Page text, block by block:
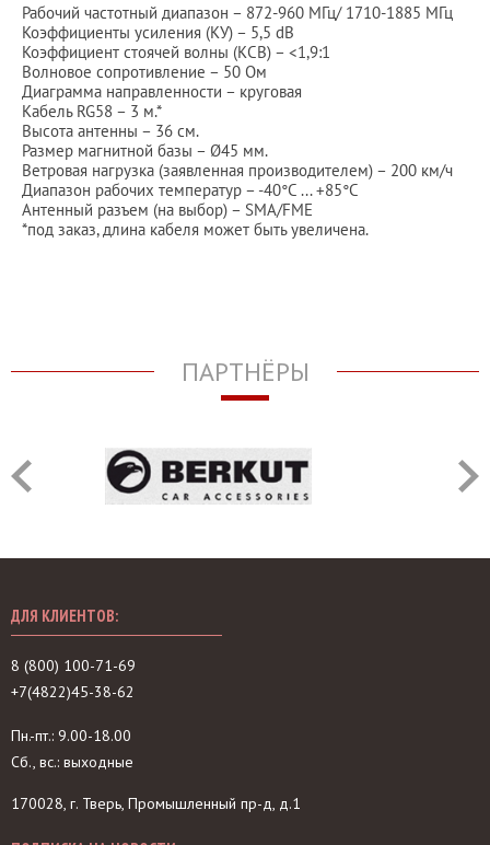
Рабочий частотный диапазон – 872-960 МГц/ 1710-1885 МГц
Коэффициенты усиления (КУ) – 5,5 dB
Коэффициент стоячей волны (КСВ) – <1,9:1
Волновое сопротивление – 50 Ом
Диаграмма направленности – круговая
Кабель RG58 – 3 м.*
Высота антенны – 36 см.
Размер магнитной базы – Ø45 мм.
Ветровая нагрузка (заявленная производителем) – 200 км/ч
Диапазон рабочих температур – -40°C ... +85°C
Антенный разъем (на выбор) – SMA/FME
*под заказ, длина кабеля может быть увеличена.
ПАРТНЁРЫ
ДЛЯ КЛИЕНТОВ:
8 (800) 100-71-69
+7(4822)45-38-62
Пн.-пт.: 9.00-18.00
Сб., вс.: выходные
170028, г. Тверь, Промышленный пр-д, д.1